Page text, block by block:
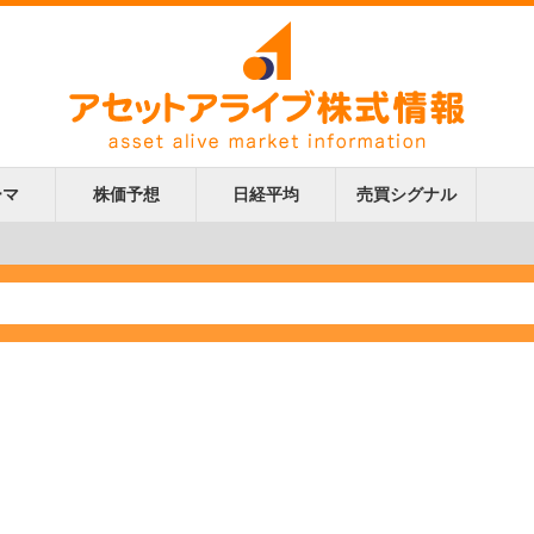
株価予想 日経平均 売買シグナル